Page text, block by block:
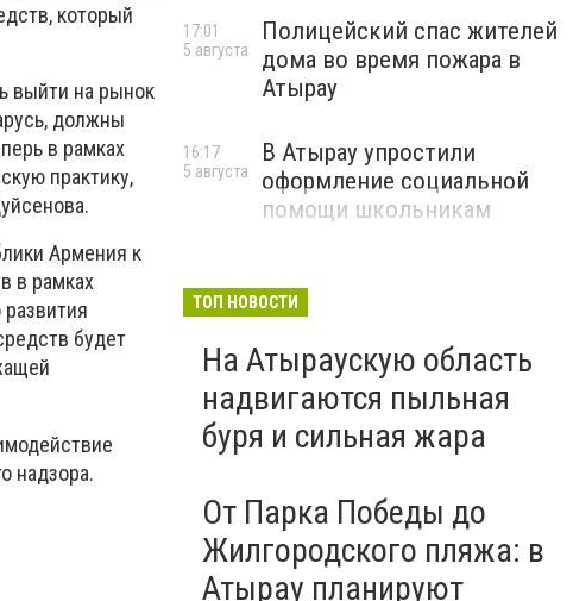
который
выйти на рынок
должны
в рамках
практику,
Армения к
в рамках
будет
надзора.
Полицейский спас жителей
дома во время пожара в
Атырау
17:01
5 августа
В Атырау упростили
оформление социальной
помощи школьникам
16:17
5 августа
ТОП НОВОСТИ
На Атыраускую область
надвигаются пыльная
буря и сильная жара
От Парка Победы до
Жилгородского пляжа: в
Атырау планируют